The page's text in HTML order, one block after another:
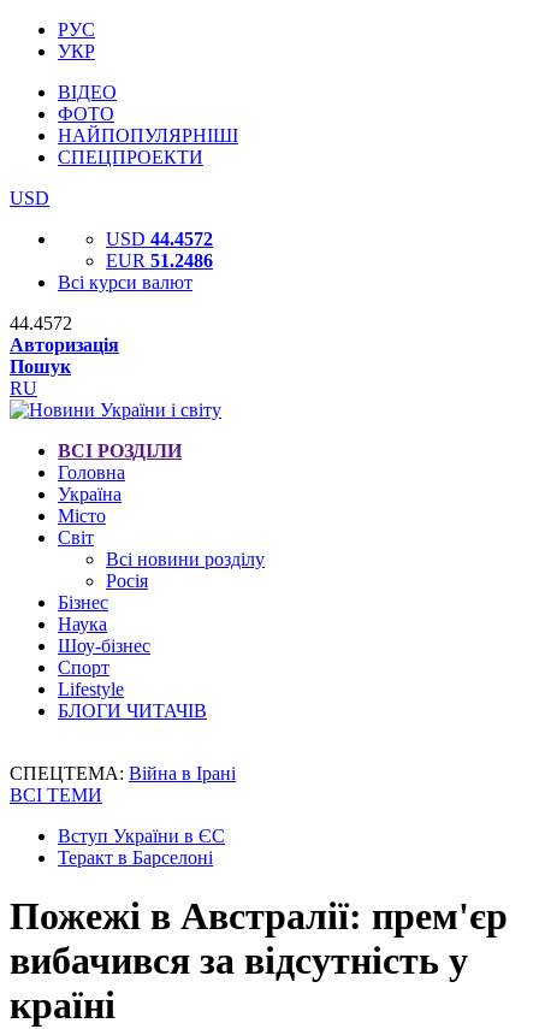
РУС
УКР
ВІДЕО
ФОТО
НАЙПОПУЛЯРНІШІ
СПЕЦПРОЕКТИ
USD
USD 44.4572
EUR 51.2486
Всі курси валют
44.4572
Авторизація
Пошук
RU
ВСІ РОЗДІЛИ
Головна
Україна
Місто
Світ
Всі новини розділу
Росія
Бізнес
Наука
Шоу-бізнес
Спорт
Lifestyle
БЛОГИ ЧИТАЧІВ
СПЕЦТЕМА: Війна в Ірані
ВСІ ТЕМИ
Вступ України в ЄС
Теракт в Барселоні
Пожежі в Австралії: прем'єр
вибачився за відсутність у
країні